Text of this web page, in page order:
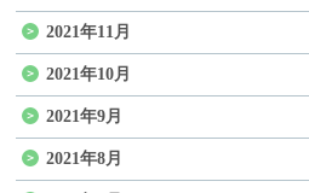
2021年11月
2021年10月
2021年9月
2021年8月